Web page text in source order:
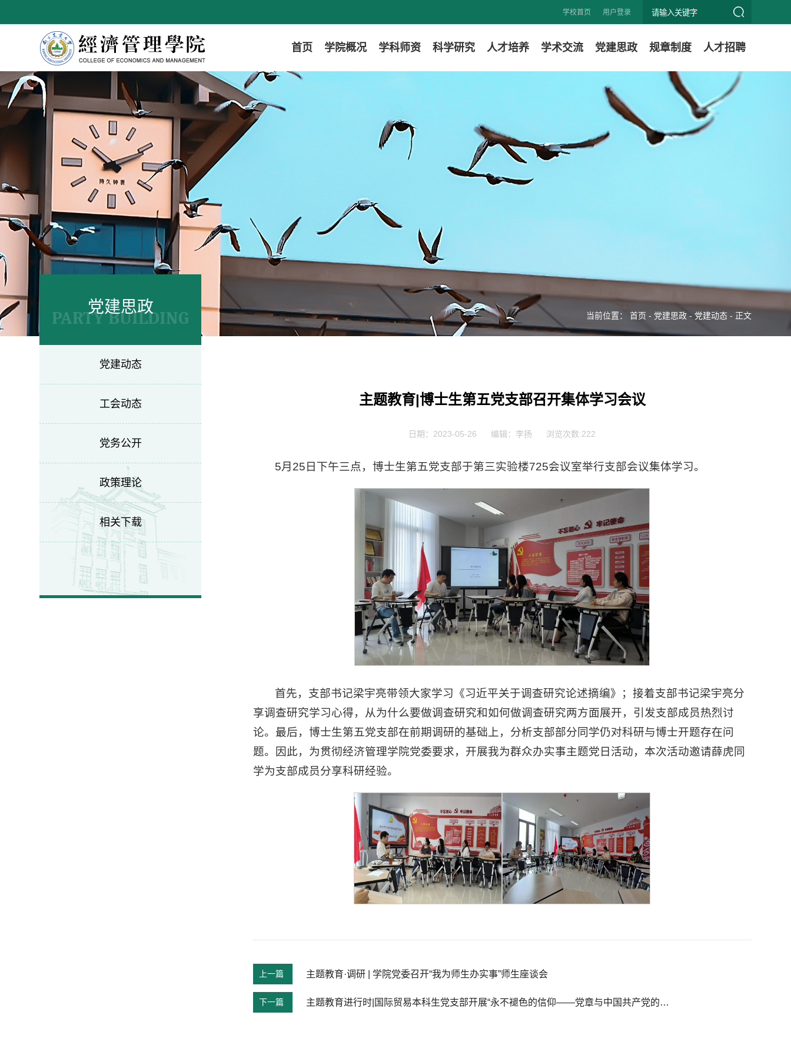
学校首页 用户登录
首页 学院概况 学科师资 科学研究 人才培养 学术交流 党建思政 规章制度 人才招聘
党建思政
PARTY BUILDING
党建动态
工会动态
党务公开
政策理论
相关下载
当前位置： 首页 - 党建思政- 党建动态- 正文
主题教育|博士生第五党支部召开集体学习会议
日期：2023-05-26 编辑：李扬 浏览次数:222
5月25日下午三点，博士生第五党支部于第三实验楼725会议室举行支部会议集体学习。
首先，支部书记梁宇亮带领大家学习《习近平关于调查研究论述摘编》；接着支部书记梁宇亮分
享调查研究学习心得，从为什么要做调查研究和如何做调查研究两方面展开，引发支部成员热烈讨
论。最后，博士生第五党支部在前期调研的基础上，分析支部部分同学仍对科研与博士开题存在问
题。因此，为贯彻经济管理学院党委要求，开展我为群众办实事主题党日活动，本次活动邀请薛虎同
学为支部成员分享科研经验。
上一篇 主题教育·调研 | 学院党委召开“我为师生办实事”师生座谈会
下一篇 主题教育进行时|国际贸易本科生党支部开展“永不褪色的信仰——党章与中国共产党的成功之道”主题党课